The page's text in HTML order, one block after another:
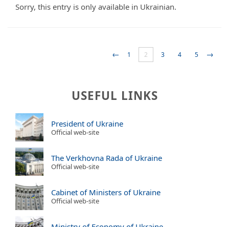
Sorry, this entry is only available in Ukrainian.
← 1 2 3 4 5 →
USEFUL LINKS
President of Ukraine
Official web-site
The Verkhovna Rada of Ukraine
Official web-site
Cabinet of Ministers of Ukraine
Official web-site